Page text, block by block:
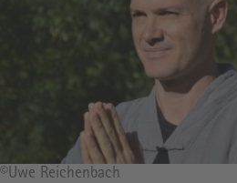
Bildrechte
©Uwe Reichenbach